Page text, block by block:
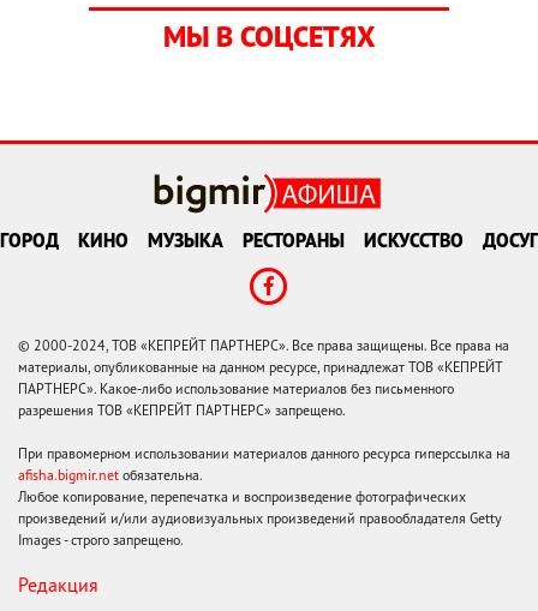
МЫ В СОЦСЕТЯХ
ГОРОД КИНО МУЗЫКА РЕСТОРАНЫ ИСКУССТВО ДОСУГ
© 2000-2024, ТОВ «КЕПРЕЙТ ПАРТНЕРС». Все права защищены. Все права на
материалы, опубликованные на данном ресурсе, принадлежат ТОВ «КЕПРЕЙТ
ПАРТНЕРС». Какое-либо использование материалов без письменного
разрешения ТОВ «КЕПРЕЙТ ПАРТНЕРС» запрещено.
При правомерном использовании материалов данного ресурса гиперссылка на
afisha.bigmir.net обязательна.
Любое копирование, перепечатка и воспроизведение фотографических
произведений и/или аудиовизуальных произведений правообладателя Getty
Images - строго запрещено.
Редакция